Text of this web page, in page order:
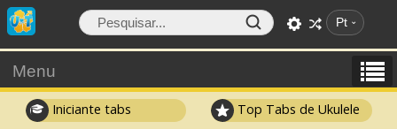
Pt
Menu
Iniciante tabs Top Tabs de Ukulele